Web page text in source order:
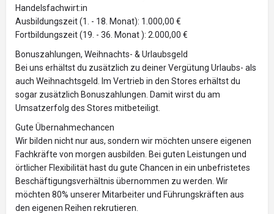
Handelsfachwirt:in
Ausbildungszeit (1. - 18. Monat): 1.000,00 €
Fortbildungszeit (19. - 36. Monat ): 2.000,00 €
Bonuszahlungen, Weihnachts- & Urlaubsgeld
Bei uns erhältst du zusätzlich zu deiner Vergütung Urlaubs- als
auch Weihnachtsgeld. Im Vertrieb in den Stores erhältst du
sogar zusätzlich Bonuszahlungen. Damit wirst du am
Umsatzerfolg des Stores mitbeteiligt.
Gute Übernahmechancen
Wir bilden nicht nur aus, sondern wir möchten unsere eigenen
Fachkräfte von morgen ausbilden. Bei guten Leistungen und
örtlicher Flexibilität hast du gute Chancen in ein unbefristetes
Beschäftigungsverhältnis übernommen zu werden. Wir
möchten 80% unserer Mitarbeiter und Führungskräften aus
den eigenen Reihen rekrutieren.